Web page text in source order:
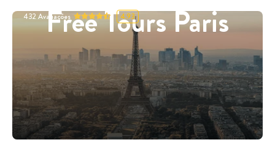
Free Tours Paris
432 Avaliações 4.93